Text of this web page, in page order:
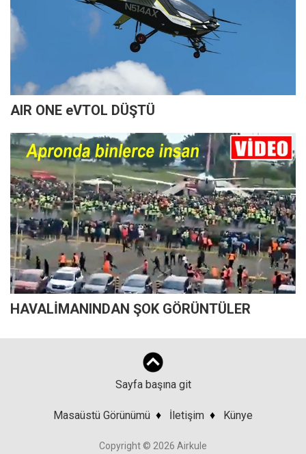
AIR ONE eVTOL DÜŞTÜ
HAVALİMANINDAN ŞOK GÖRÜNTÜLER
Sayfa başına git
Masaüstü Görünümü ♦ İletişim ♦ Künye
Copyright © 2026 Airkule